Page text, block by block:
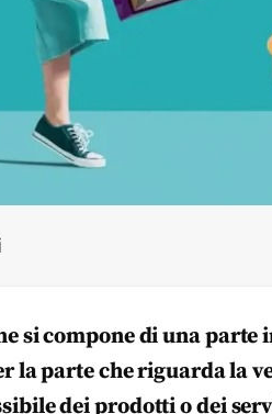
si compone di una
la parte che riguarda la
dei prodotti o dei